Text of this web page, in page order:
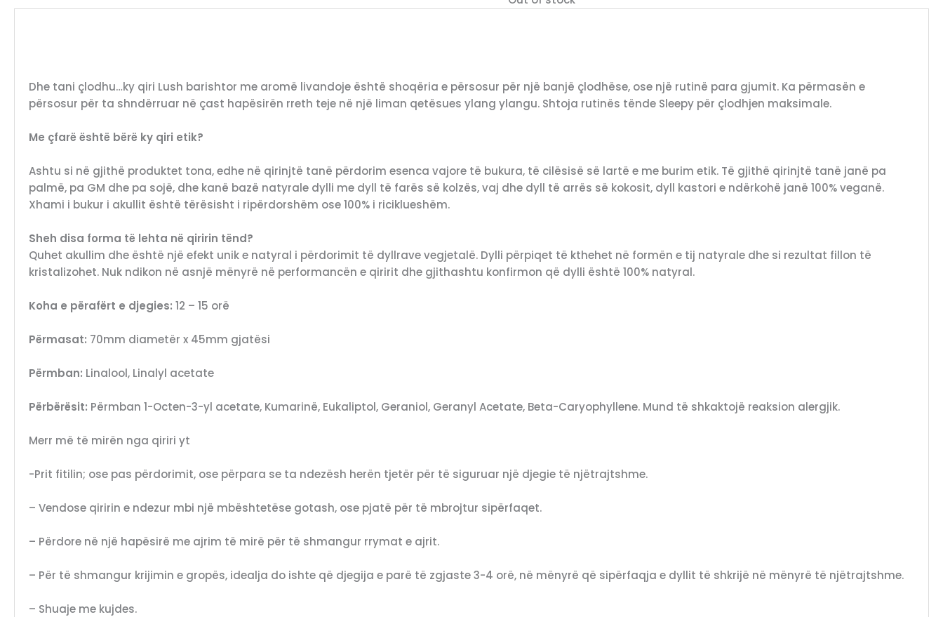
Dhe tani çlodhu…ky qiri Lush barishtor me aromë livandoje është shoqëria e përsosur për një banjë çlodhëse, ose një rutinë para gjumit. Ka përmasën e
përsosur për ta shndërruar në çast hapësirën rreth teje në një liman qetësues ylang ylangu. Shtoja rutinës tënde Sleepy për çlodhjen maksimale.
Me çfarë është bërë ky qiri etik?
Ashtu si në gjithë produktet tona, edhe në qirinjtë tanë përdorim esenca vajore të bukura, të cilësisë së lartë e me burim etik. Të gjithë qirinjtë tanë janë pa
palmë, pa GM dhe pa sojë, dhe kanë bazë natyrale dylli me dyll të farës së kolzës, vaj dhe dyll të arrës së kokosit, dyll kastori e ndërkohë janë 100% veganë.
Xhami i bukur i akullit është tërësisht i ripërdorshëm ose 100% i riciklueshëm.
Sheh disa forma të lehta në qiririn tënd?
Quhet akullim dhe është një efekt unik e natyral i përdorimit të dyllrave vegjetalë. Dylli përpiqet të kthehet në formën e tij natyrale dhe si rezultat fillon të
kristalizohet. Nuk ndikon në asnjë mënyrë në performancën e qiririt dhe gjithashtu konfirmon që dylli është 100% natyral.
Koha e përafërt e djegies: 12 – 15 orë
Përmasat: 70mm diametër x 45mm gjatësi
Përmban: Linalool, Linalyl acetate
Përbërësit: Përmban 1-Octen-3-yl acetate, Kumarinë, Eukaliptol, Geraniol, Geranyl Acetate, Beta-Caryophyllene. Mund të shkaktojë reaksion alergjik.
Merr më të mirën nga qiriri yt
-Prit fitilin; ose pas përdorimit, ose përpara se ta ndezësh herën tjetër për të siguruar një djegie të njëtrajtshme.
– Vendose qiririn e ndezur mbi një mbështetëse gotash, ose pjatë për të mbrojtur sipërfaqet.
– Përdore në një hapësirë me ajrim të mirë për të shmangur rrymat e ajrit.
– Për të shmangur krijimin e gropës, idealja do ishte që djegija e parë të zgjaste 3-4 orë, në mënyrë që sipërfaqja e dyllit të shkrijë në mënyrë të njëtrajtshme.
– Shuaje me kujdes.